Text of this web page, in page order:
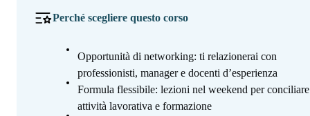
Perché scegliere questo corso
Opportunità di networking: ti relazionerai con
professionisti, manager e docenti d’esperienza
Formula flessibile: lezioni nel weekend per conciliare
attività lavorativa e formazione